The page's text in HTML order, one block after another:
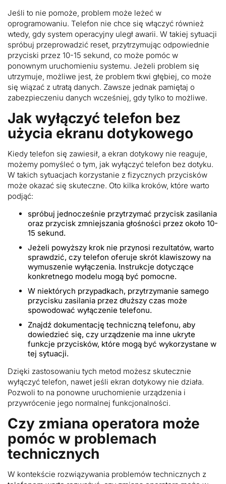
Jeśli to nie pomoże, problem może leżeć w
oprogramowaniu. Telefon nie chce się włączyć również
wtedy, gdy system operacyjny uległ awarii. W takiej sytuacji
spróbuj przeprowadzić reset, przytrzymując odpowiednie
przyciski przez 10-15 sekund, co może pomóc w
ponownym uruchomieniu systemu. Jeżeli problem się
utrzymuje, możliwe jest, że problem tkwi głębiej, co może
się wiązać z utratą danych. Zawsze jednak pamiętaj o
zabezpieczeniu danych wcześniej, gdy tylko to możliwe.
Jak wyłączyć telefon bez
użycia ekranu dotykowego
Kiedy telefon się zawiesił, a ekran dotykowy nie reaguje,
możemy pomyśleć o tym, jak wyłączyć telefon bez dotyku.
W takich sytuacjach korzystanie z fizycznych przycisków
może okazać się skuteczne. Oto kilka kroków, które warto
podjąć:
spróbuj jednocześnie przytrzymać przycisk zasilania
oraz przycisk zmniejszania głośności przez około 10-
15 sekund.
Jeżeli powyższy krok nie przynosi rezultatów, warto
sprawdzić, czy telefon oferuje skrót klawiszowy na
wymuszenie wyłączenia. Instrukcje dotyczące
konkretnego modelu mogą być pomocne.
W niektórych przypadkach, przytrzymanie samego
przycisku zasilania przez dłuższy czas może
spowodować wyłączenie telefonu.
Znajdź dokumentację techniczną telefonu, aby
dowiedzieć się, czy urządzenie ma inne ukryte
funkcje przycisków, które mogą być wykorzystane w
tej sytuacji.
Dzięki zastosowaniu tych metod możesz skutecznie
wyłączyć telefon, nawet jeśli ekran dotykowy nie działa.
Pozwoli to na ponowne uruchomienie urządzenia i
przywrócenie jego normalnej funkcjonalności.
Czy zmiana operatora może
pomóc w problemach
technicznych
W kontekście rozwiązywania problemów technicznych z